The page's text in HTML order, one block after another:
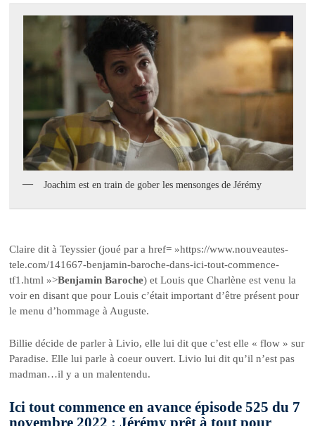
Joachim est en train de gober les mensonges de Jérémy
Claire dit à Teyssier (joué par a href= »https://www.nouveautes-
tele.com/141667-benjamin-baroche-dans-ici-tout-commence-
tf1.html »>Benjamin Baroche) et Louis que Charlène est venu la
voir en disant que pour Louis c’était important d’être présent pour
le menu d’hommage à Auguste.
Billie décide de parler à Livio, elle lui dit que c’est elle « flow » sur
Paradise. Elle lui parle à coeur ouvert. Livio lui dit qu’il n’est pas
madman…il y a un malentendu.
Ici tout commence en avance épisode 525 du 7
novembre 2022 : Jérémy prêt à tout pour